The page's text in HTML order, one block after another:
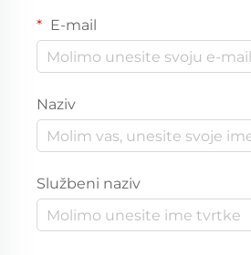
E-mail
Naziv
Službeni naziv